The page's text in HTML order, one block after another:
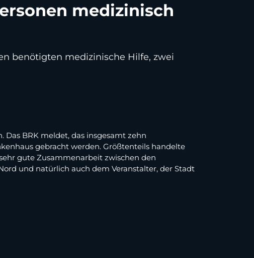
medizinisch
benötigten medizinische Hilfe, zwei
BRK meldet, das insgesamt zehn
gebracht werden. Größtenteils handelte
gute Zusammenarbeit zwischen den
und natürlich auch dem Veranstalter, der Stadt